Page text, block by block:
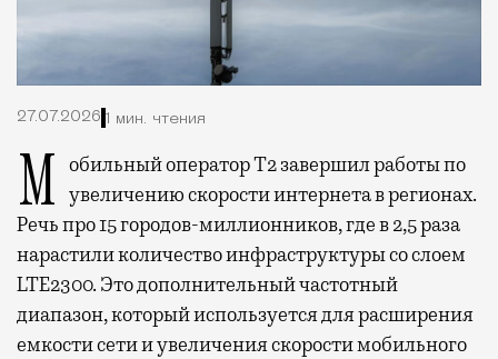
27.07.2026 1 мин. чтения
Мобильный оператор Т2 завершил работы по увеличению скорости интернета в регионах.
Речь про 15 городов-миллионников, где в 2,5 раза
нарастили количество инфраструктуры со слоем
LTE2300. Это дополнительный частотный
диапазон, который используется для расширения
емкости сети и увеличения скорости мобильного